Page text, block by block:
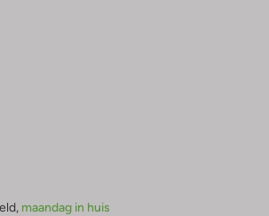
maandag in huis